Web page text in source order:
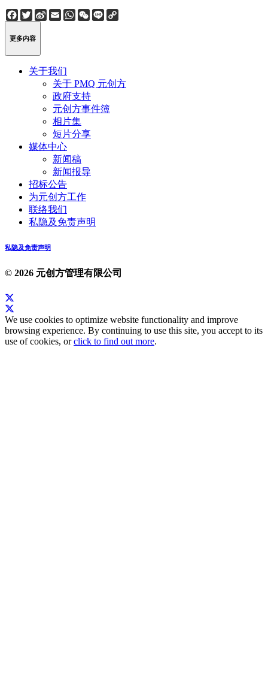
Facebook
Twitter
Sina
Weibo
EmailWhatsApp
WeChat
Line
更多内容
关于我们
关于 PMQ 元创方
政府支持
元创方事件簿
相片集
短片分享
媒体中心
新闻稿
新闻报导
招标公告
为元创方工作
联络我们
私隐及免责声明
私隐及免责声明
© 2026 元创方管理有限公司
We use cookies to optimize website functionality and improve
browsing experience. By continuing to use this site, you accept to its
use of cookies, orclick to find out more.